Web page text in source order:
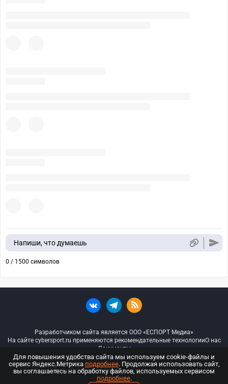
Напиши, что думаешь
0 / 1500 символов
Разработчиком сайта является ООО «ЕСПОРТ Медиа»
На сайте cybersport.ru применяются рекомендательные технологииО нас
Документы
© ООО «Киберспорт.ру» — Все права защищены
Для повышения удобства сайта мы используем cookie-файлы и
сервис Яндекс.Метрика подробнее. Продолжая использовать сайт,
вы соглашаетесь на обработку файлов, используемых сервисом
подробнее.